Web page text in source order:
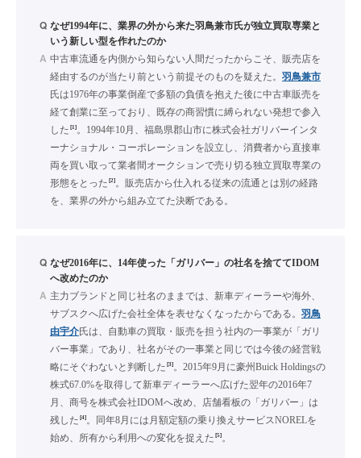
Q なぜ1994年に、業界の外から来た羽鳥兼市氏が独立買取専業と
いう新しい型を作れたのか
A 中古車流通を内側から知らない人間だったからこそ、販売店を
経由するのが当たり前という前提そのものを疑えた。 羽鳥兼市
氏は1976年の事業倒産で多額の負債を抱えた後に中古車販売を
経て創業に至っており、既存の商習慣に縛られない発想で参入
した [1]。1994年10月、福島県郡山市に株式会社ガリバーインタ
ーナショナル・コーポレーションを設立し、消費者から直接車
両を買い取って業者間オークションで売り切る独立買取専業の
形態をとった [2]。販売店から仕入れる従来の流通とは別の経路
を、業界の外から組み立てた決断である。
Q なぜ2016年に、14年使った「ガリバー」の社名を捨ててIDOM
へ改めたのか
A 主力ブランドと同じ社名のままでは、新車ディーラーや海外、
サブスクへ広げた会社全体を表せなくなったからである。 羽鳥
由宇介氏は、自動車の買取・販売を担う社内の一事業が「ガリ
バー事業」であり、社名がその一事業と同じでは今後の経営戦
略にそぐわないと判断した [3]。2015年9月に豪州Buick Holdingsの
株式67.0%を取得して新車ディーラーへ広げた翌年の2016年7
月、商号を株式会社IDOMへ改め、店舗看板の「ガリバー」は
残した [4]。同年8月には月額定額の乗り換えサービスNORELを
始め、所有から利用への変化を捉えた [5]。